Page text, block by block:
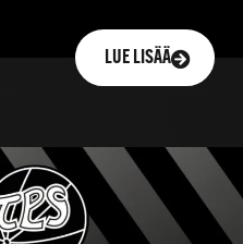
LUE LISÄÄ